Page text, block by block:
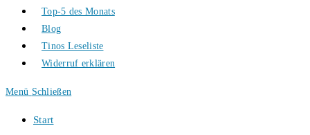
Top-5 des Monats
Blog
Tinos Leseliste
Widerruf erklären
Menü Schließen
Start